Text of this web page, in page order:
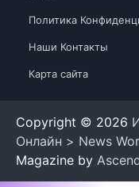
Политика
Наши Контакты
Карта сайта
Copyright © 2026
Онлайн > News
Magazine by